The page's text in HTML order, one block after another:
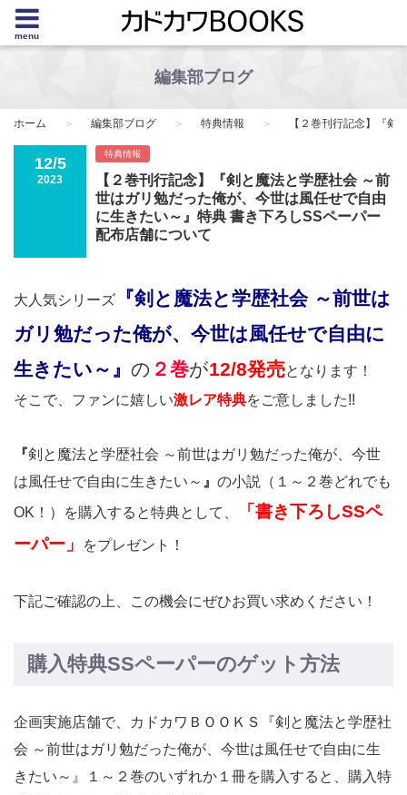
menu
編集部ブログ
ホーム 編集部ブログ 特典情報 【２巻刊行記念】『
12/5
2023
特典情報
【２巻刊行記念】『剣と魔法と学歴社会 ～前
世はガリ勉だった俺が、今世は風任せで自由
に生きたい～』特典 書き下ろしSSペーパー
配布店舗について
大人気シリーズ
『剣と魔法と学歴社会 ～前世は
ガリ勉だった俺が、今世は風任せで自由に
生きたい～』 の ２巻が12/8発売となります！
そこで、ファンに嬉しい激レア特典をご意しました!!
『剣と魔法と学歴社会 ～前世はガリ勉だった俺が、今世
は風任せで自由に生きたい～ 』 の小説（１～２巻どれでも
OK！）を購入すると特典として、
「書き下ろしSSペ
ーパー」
をプレゼント！
下記ご確認の上、この機会にぜひお買い求めください！
購入特典SSペーパーのゲット方法
企画実施店舗で、カドカワＢＯＯＫＳ『剣と魔法と学歴社
会 ～前世はガリ勉だった俺が、今世は風任せで自由に生
きたい～』１～２巻のいずれか１冊を購入すると、購入特